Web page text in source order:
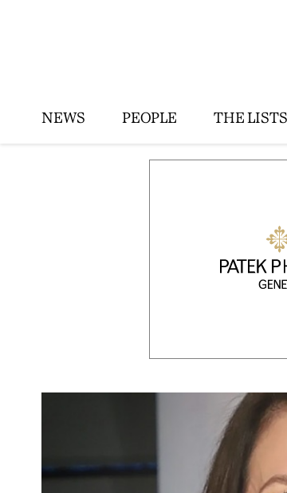
NEWS PEOPLE THE LISTS